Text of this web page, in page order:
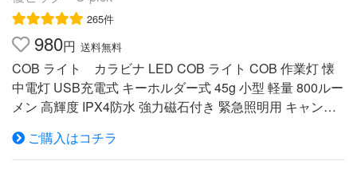
マートフォンなどの機器に充電が出来ます。（スマートフ
ォンのフル充電1回分 ※機種による）停電などの緊急時、
キャンプや釣りなど電源を確保できないアウトドアではと
ても役に立ちます。microUSB対応機器へは付属のケーブ
ルで充電可能です。■全方向を照らすことができるマルチ
アングルヘッド部分が270度可動するので、照らしたい方
所あるので、細かい微調整をすることができストレスがあ
りません。使わない時は折りたたんでコンパクトに持ち運
×H65mm （ステー装着時の高さは140mm） 重 量 約650
g 防水等級 IP67/IP65 カラー 黒（本体） 全光束（明る
さ） 3200lm 照射角度 60度（広角） 動作電圧 10v〜70v
使用可能温度 45℃〜85℃ 消費電流 2.88A（12V使用時）
1.44A（24V使用時） 色温度 約6500K（昼光
色） 本体材質 アルミ レンズ材料 PMMA 取付金具 ステン
レス(SUS304) ノイズレス仕様お客様からのご意見をLED
夜道 アウトドア 防災ライト
265件
980円 送料無料
COB ライト カラビナ LED COB ライト COB 作業灯 懐
中電灯 USB充電式 キーホルダー式 45g 小型 軽量 800ルー
メン 高輝度 IPX4防水 強力磁石付き 緊急照明用 キャンプ
USB充電式(Type—C)保証期間180日使用時間高輝度モー
ド約2時間 中輝度モード約3時間 弱輝度モード約4時間 点
ご購入はコチラ